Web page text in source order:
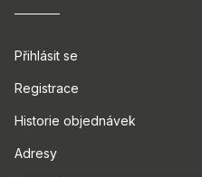
Přihlásit se
Registrace
Historie objednávek
Adresy